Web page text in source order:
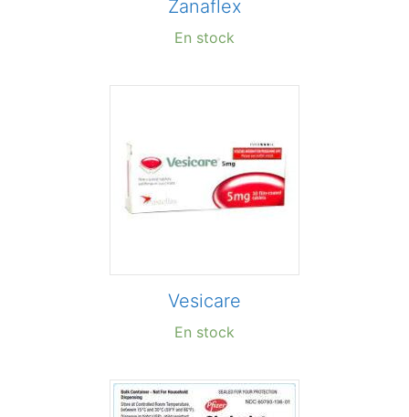
Zanaflex
En stock
Vesicare
En stock